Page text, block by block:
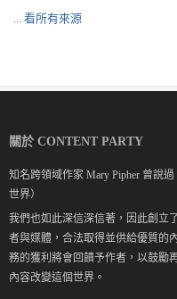
... 看所有來源
關於 CONTENT PARTY
知名跨領域作家 Mary Pipher 曾說過
世界）
我們也如此深信深信著，因此創立
者與媒體，合法取得並供給優質的
務的獲利將會回饋予作者，以鼓勵
內容改變這個世界。